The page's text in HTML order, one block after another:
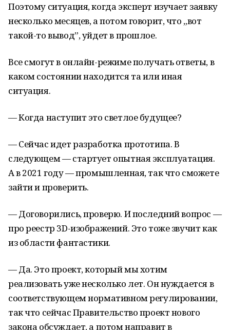
Поэтому ситуация, когда эксперт изучает заявку
несколько месяцев, а потом говорит, что „вот
такой-то вывод”, уйдет в прошлое.
Все смогут в онлайн-режиме получать ответы, в
каком состоянии находится та или иная
ситуация.
— Когда наступит это светлое будущее?
— Сейчас идет разработка прототипа. В
следующем — стартует опытная эксплуатация.
А в 2021 году — промышленная, так что сможете
зайти и проверить.
— Договорились, проверю. И последний вопрос —
про реестр 3D-изображений. Это тоже звучит как
из области фантастики.
— Да. Это проект, который мы хотим
реализовать уже несколько лет. Он нуждается в
соответствующем нормативном регулировании,
так что сейчас Правительство проект нового
закона обсуждает, а потом направит в